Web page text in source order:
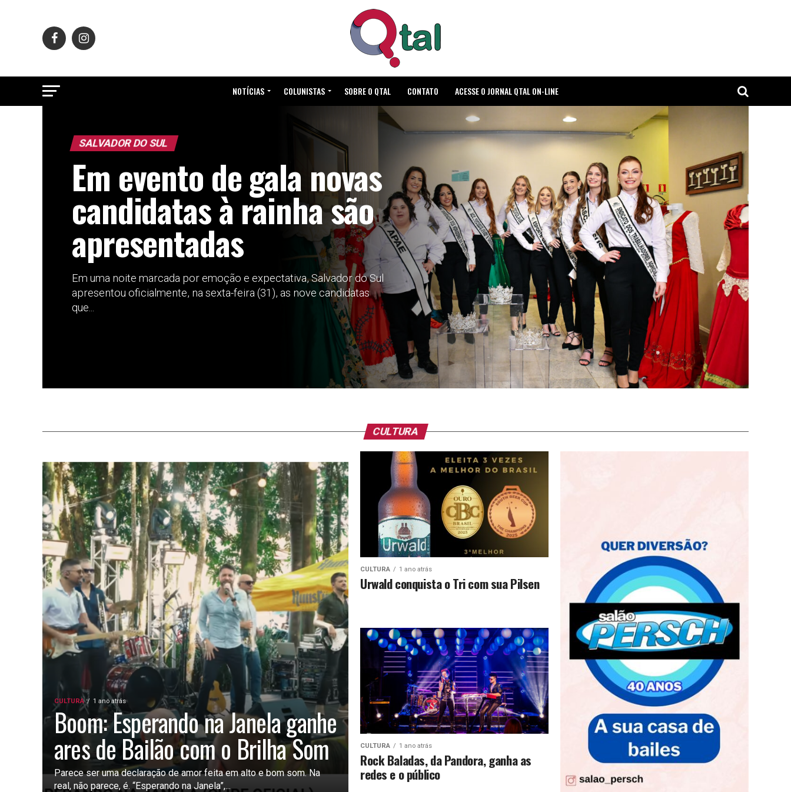
NOTÍCIAS COLUNISTAS SOBRE O QTAL CONTATO ACESSE O JORNAL QTAL ON-LINE
SALVADOR DO SUL
Em evento de gala novas
candidatas à rainha são
apresentadas
Em uma noite marcada por emoção e expectativa, Salvador do Sul
apresentou oficialmente, na sexta-feira (31), as nove candidatas
que...
CULTURA
CULTURA 1 ano atrás
Boom: Esperando na Janela ganhe
ares de Bailão com o Brilha Som
Parece ser uma declaração de amor feita em alto e bom som. Na
real, não parece, é. “Esperando na Janela”,...
CULTURA 1 ano atrás
Urwald conquista o Tri com sua Pilsen
CULTURA 1 ano atrás
Rock Baladas, da Pandora, ganha as
redes e o público